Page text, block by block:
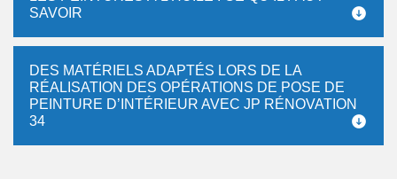
SAVOIR
DES MATÉRIELS ADAPTÉS LORS DE LA
RÉALISATION DES OPÉRATIONS DE POSE DE
PEINTURE D’INTÉRIEUR AVEC JP RÉNOVATION
34